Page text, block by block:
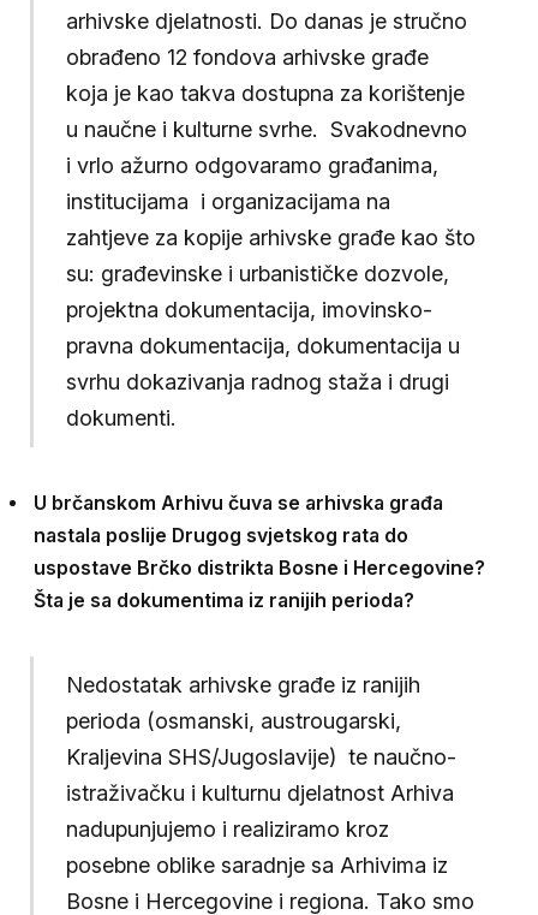
arhivske djelatnosti. Do danas je stručno
obrađeno 12 fondova arhivske građe
koja je kao takva dostupna za korištenje
u naučne i kulturne svrhe. Svakodnevno
i vrlo ažurno odgovaramo građanima,
institucijama i organizacijama na
zahtjeve za kopije arhivske građe kao što
su: građevinske i urbanističke dozvole,
projektna dokumentacija, imovinsko-
pravna dokumentacija, dokumentacija u
svrhu dokazivanja radnog staža i drugi
dokumenti.
U brčanskom Arhivu čuva se arhivska građa
nastala poslije Drugog svjetskog rata do
uspostave Brčko distrikta Bosne i Hercegovine?
Šta je sa dokumentima iz ranijih perioda?
Nedostatak arhivske građe iz ranijih
perioda (osmanski, austrougarski,
Kraljevina SHS/Jugoslavije) te naučno-
istraživačku i kulturnu djelatnost Arhiva
nadupunjujemo i realiziramo kroz
posebne oblike saradnje sa Arhivima iz
Bosne i Hercegovine i regiona. Tako smo